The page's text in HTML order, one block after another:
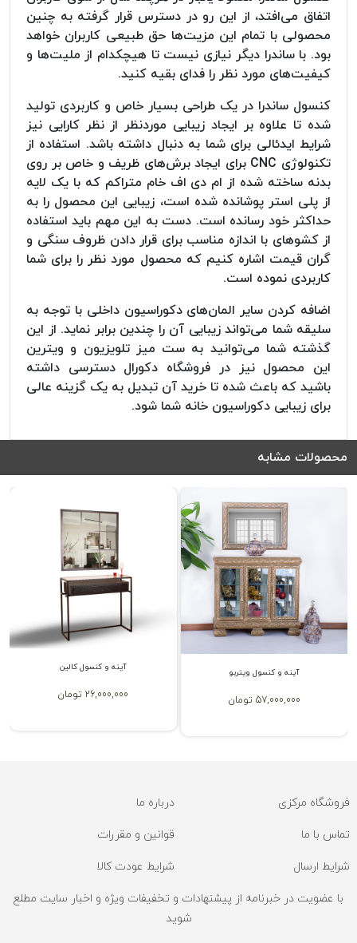
اتفاق می‌افتد، از این رو در دسترس قرار گرفته به چنین
محصولی با تمام این مزیت‌ها حق طبیعی کاربران خواهد
بود. با ساندرا دیگر نیازی نیست تا هیچکدام از ملیت‌ها و
کیفیت‌های مورد نظر را فدای بقیه کنید.
کنسول ساندرا در یک طراحی بسیار خاص و کاربردی تولید
شده تا علاوه بر ایجاد زیبایی موردنظر از نظر کارایی نیز
شرایط ایدئالی برای شما به دنبال داشته باشد. استفاده از
تکنولوژی CNC برای ایجاد برش‌های ظریف و خاص بر روی
بدنه ساخته شده از ام دی اف خام متراکم که با یک لایه
از پلی استر پوشانده شده است، زیبایی این محصول را به
حداکثر خود رسانده است. دست به این مهم باید استفاده
از کشوهای با اندازه مناسب برای قرار دادن ظروف سنگی و
گران قیمت اشاره کنیم که محصول مورد نظر را برای شما
کاربردی نموده است.
اضافه کردن سایر المان‌های دکوراسیون داخلی با توجه به
سلیقه شما می‌تواند زیبایی آن را چندین برابر نماید. از این
گذشته شما می‌توانید به ست میز تلویزیون و ویترین
این محصول نیز در فروشگاه دکورال دسترسی داشته
باشید که باعث شده تا خرید آن تبدیل به یک گزینه عالی
برای زیبایی دکوراسیون خانه شما شود.
محصولات مشابه
آینه و کنسول کالین
26,000,000 تومان
آینه و کنسول ویتربو
57,000,000 تومان
فروشگاه مرکزی درباره ما
تماس با ما قوانین و مقررات
شرایط ارسال شرایط عودت کالا
با عضویت در خبرنامه از پیشنهادات و تخفیفات ویژه و اخبار سایت مطلع
شوید